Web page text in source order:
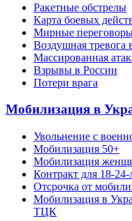
Ракетные обстрелы
Карта боевых
Мирные
Воздушная тревога
Массированная
Взрывы в России
Потери врага
Мобилизация в
Увольнение с
Мобилизация 50+
Мобилизация
Контракт для 18-24-
Отсрочка от
Мобилизация в
ТЦК